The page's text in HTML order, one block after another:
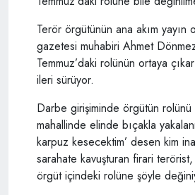
Terör örgütünün ana akım yayın
gazetesi muhabiri Ahmet
Temmuz’daki rolünün ortaya
ileri sürüyor.
Darbe girişiminde örgütün rolünü
mahallinde elinde bıçakla
karpuz kesecektim’ desen kim
sarahate kavuşturan firari
örgüt içindeki rolüne şöyle